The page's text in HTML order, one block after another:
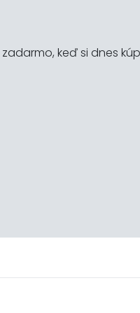
zadarmo, keď si dnes